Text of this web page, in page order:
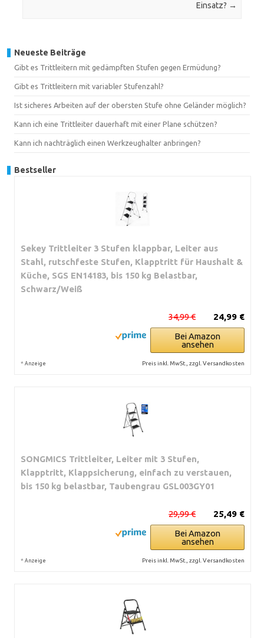
Einsatz? →
Neueste Beiträge
Gibt es Trittleitern mit gedämpften Stufen gegen Ermüdung?
Gibt es Trittleitern mit variabler Stufenzahl?
Ist sicheres Arbeiten auf der obersten Stufe ohne Geländer möglich?
Kann ich eine Trittleiter dauerhaft mit einer Plane schützen?
Kann ich nachträglich einen Werkzeughalter anbringen?
Bestseller
Sekey Trittleiter 3 Stufen klappbar, Leiter aus
Stahl, rutschfeste Stufen, Klapptritt für Haushalt &
Küche, SGS EN14183, bis 150 kg Belastbar,
Schwarz/Weiß
24,99 €
34,99 €
Bei Amazon
ansehen
* Anzeige Preis inkl. MwSt., zzgl. Versandkosten
SONGMICS Trittleiter, Leiter mit 3 Stufen,
Klapptritt, Klappsicherung, einfach zu verstauen,
bis 150 kg belastbar, Taubengrau GSL003GY01
25,49 €
29,99 €
Bei Amazon
ansehen
* Anzeige Preis inkl. MwSt., zzgl. Versandkosten